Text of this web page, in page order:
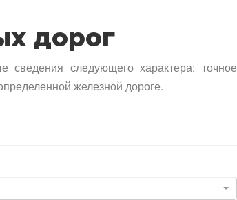
дорог
следующего характера: точное
железной дороге.